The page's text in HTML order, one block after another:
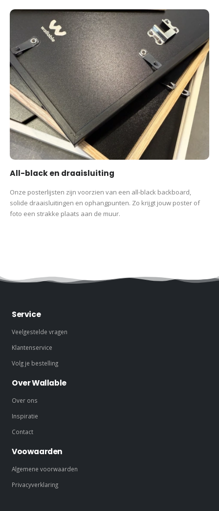
All-black en draaisluiting
Onze posterlijsten zijn voorzien van een all-black backboard,
solide draaisluitingen en ophangpunten. Zo krijgt jouw poster of
foto een strakke plaats aan de muur.
Service
Veelgestelde vragen
Klantenservice
Volg je bestelling
Over Wallable
Over ons
Inspiratie
Contact
Voowaarden
Algemene voorwaarden
Privacyverklaring